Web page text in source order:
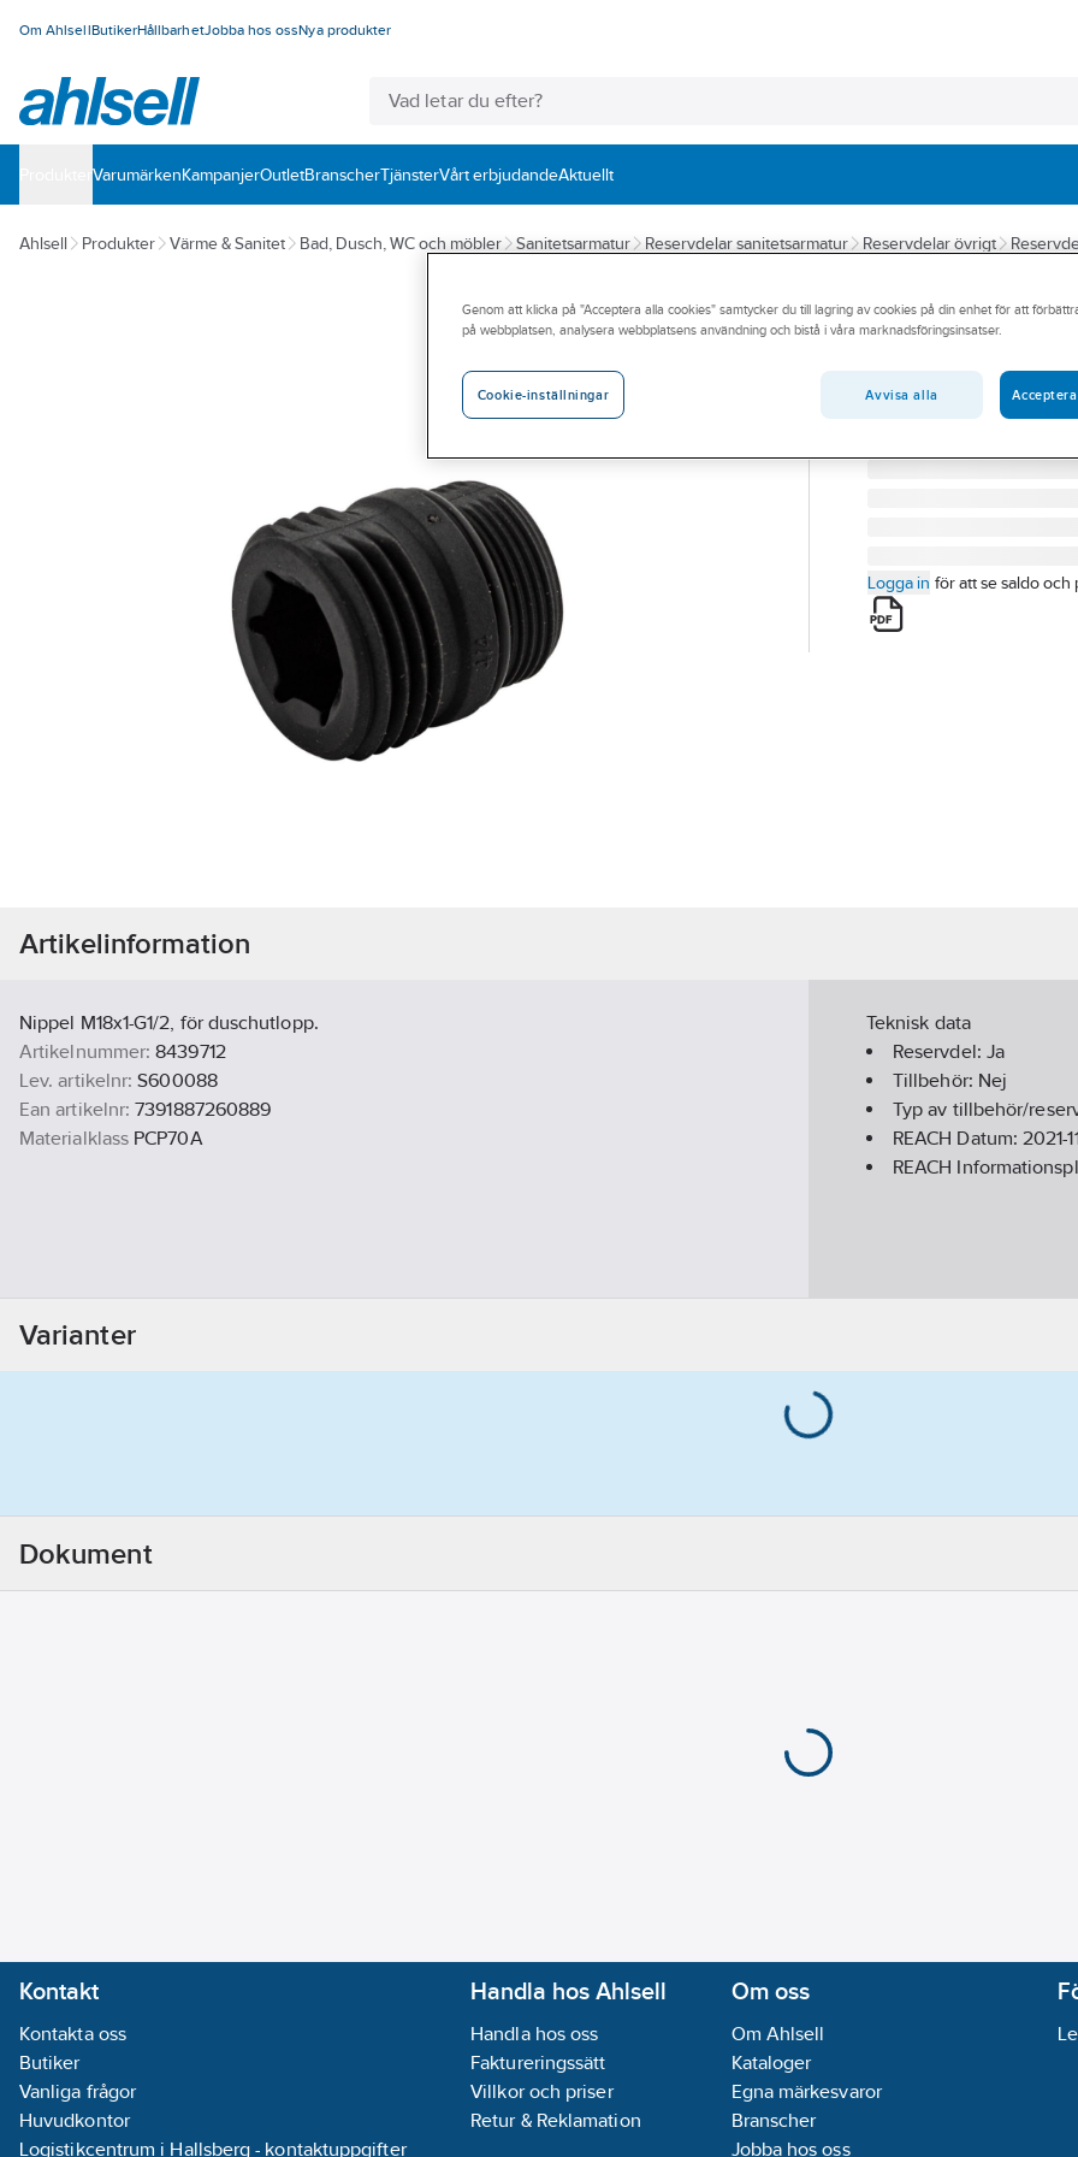
Om AhlsellButikerHållbarhetJobba hos ossNya produkter
VarumärkenKampanjerOutletBranscherTjänsterVårt erbjudandeAktuellt
Ahlsell Produkter Värme & Sanitet Bad, Dusch, WC och möbler Sanitetsarmatur Reservdelar sanitetsarmatur Reservdelar övrigt
FMM
Utloppsnippel
FMM 9000XE
Artikelnummer:
8439712
S600088
Logga in för att se saldo och
Artikelinformation
Nippel M18x1-G1/2, för duschutlopp.
Artikelnummer: 8439712
Lev. artikelnr: S600088
Ean artikelnr: 7391887260889
Materialklass PCP70A
Teknisk data
Reservdel: Ja
Tillbehör: Nej
Typ av tillbehör/
REACH Datum:2021-
REACH
Varianter
Dokument
Kontakt
Kontakta oss
Butiker
Vanliga frågor
Huvudkontor
Logistikcentrum i Hallsberg - kontaktuppgifter
Handla hos Ahlsell
Handla hos oss
Faktureringssätt
Villkor och priser
Retur & Reklamation
Om oss
Om Ahlsell
Kataloger
Egna märkesvaror
Branscher
Jobba hos oss
Genom att klicka på "Acceptera alla cookies" samtycker du till lagring av cookies på din enhet för att
på webbplatsen, analysera webbplatsens användning och bistå i våra marknadsföringsinsatser.
Cookie-inställningar Avvisa alla